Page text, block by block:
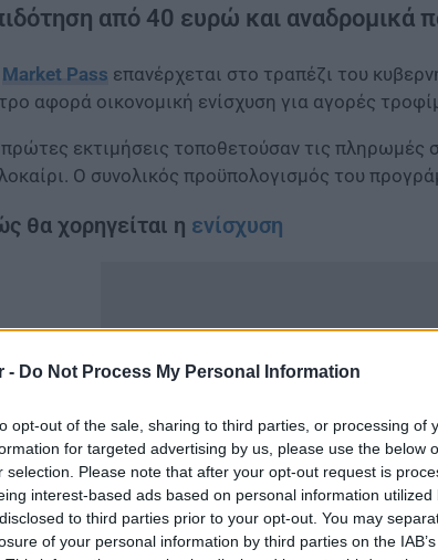
- Do Not Process My Personal Information
opt-out of the sale, sharing to third parties, or processing of
for targeted advertising by us, please use the below
selection. Please note that after your opt-out request is
interest-based ads based on personal information
to third parties prior to your opt-out. You may
of your personal information by third parties on the
από 40 ευρώ και αναδρομικά
Market Pass επανέρχεται στο τραπέζι του
αφορά οικονομική ενίσχυση για αγορές
εκτιμήσεις τοποθετούσαν τις πληρωμές
Ο συνολικός προϋπολογισμός του
θα χορηγείται η ενίσχυση